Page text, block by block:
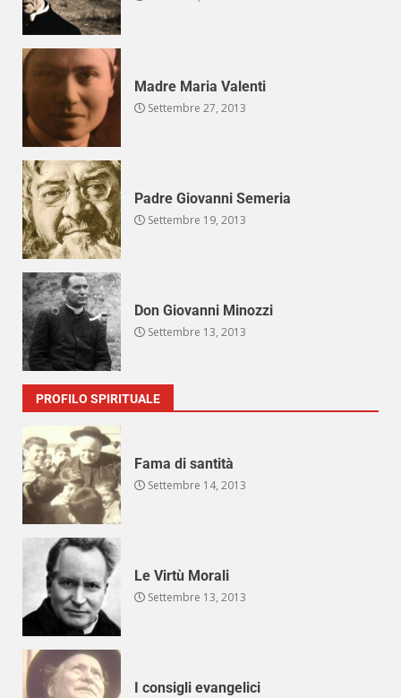
Madre Maria Valenti
Settembre 27, 2013
Padre Giovanni Semeria
Settembre 19, 2013
Don Giovanni Minozzi
Settembre 13, 2013
PROFILO SPIRITUALE
Fama di santità
Settembre 14, 2013
Le Virtù Morali
Settembre 13, 2013
I consigli evangelici